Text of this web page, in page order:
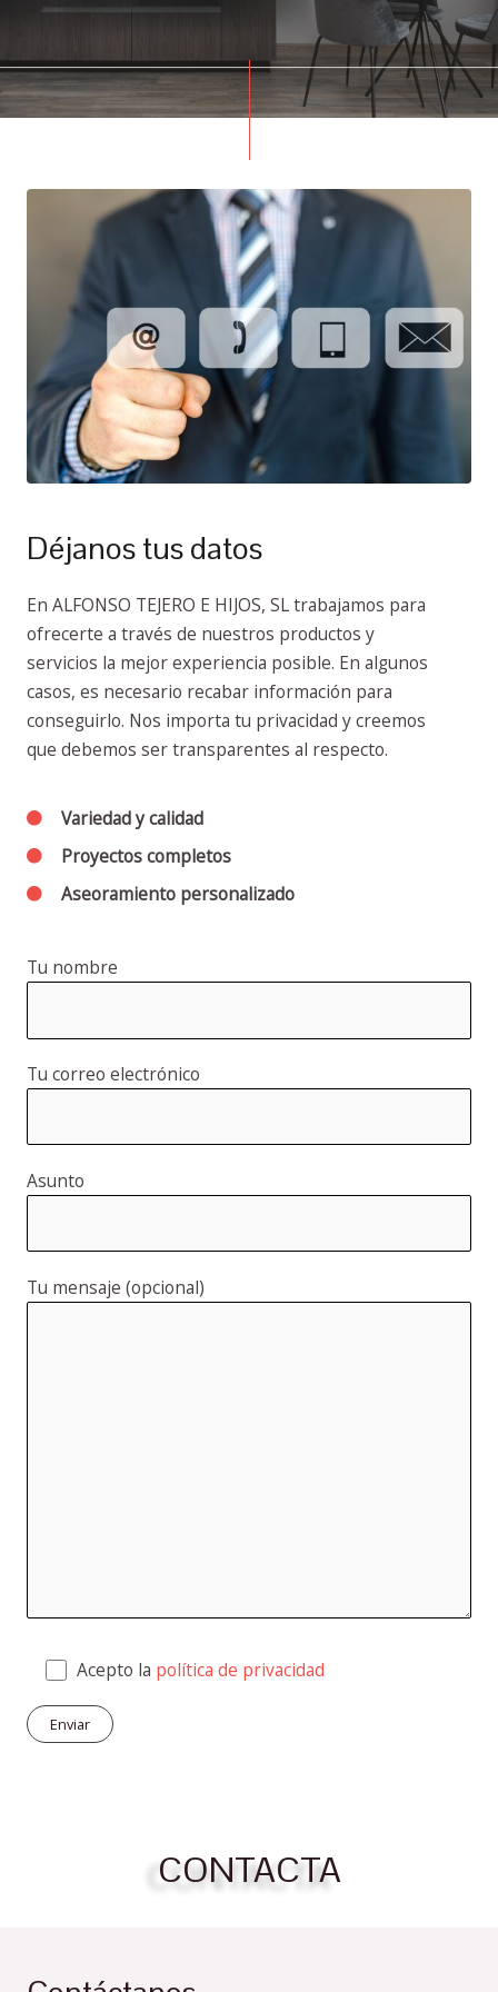
Déjanos tus datos
En ALFONSO TEJERO E HIJOS, SL trabajamos para
ofrecerte a través de nuestros productos y
servicios la mejor experiencia posible. En algunos
casos, es necesario recabar información para
conseguirlo. Nos importa tu privacidad y creemos
que debemos ser transparentes al respecto.
Variedad y calidad
Proyectos completos
Aseoramiento personalizado
Tu nombre
Tu correo electrónico
Asunto
Tu mensaje (opcional)
Acepto la política de privacidad
CONTACTA